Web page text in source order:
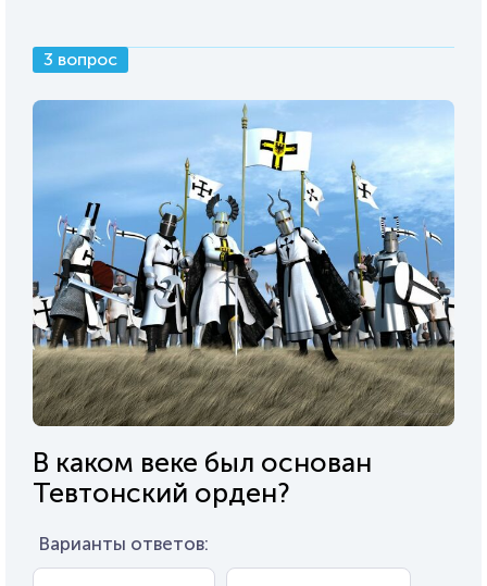
3 вопрос
В каком веке был основан
Тевтонский орден?
Варианты ответов: